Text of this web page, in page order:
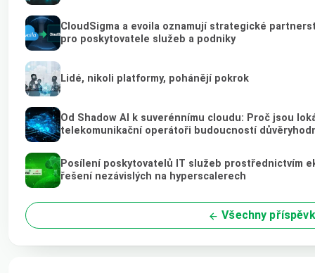
CloudSigma a evoila oznamují strategické
pro poskytovatele služeb a podniky
Lidé, nikoli platformy, pohánějí pokrok
Od Shadow AI k suverénnímu cloudu: Proč jsou
telekomunikační operátoři budoucností
Posílení poskytovatelů IT služeb prostřednictvím
řešení nezávislých na hyperscalerech
Všechny